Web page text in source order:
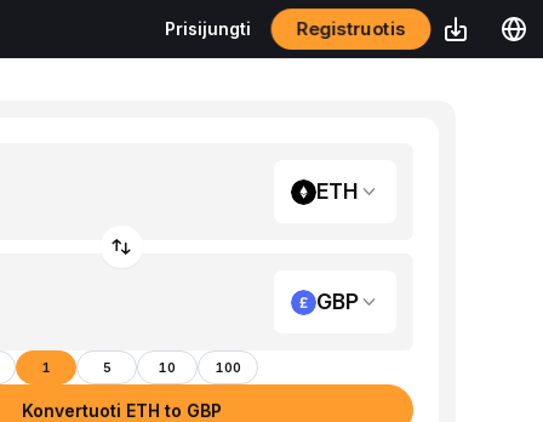
Prisijungti Registruotis
ETH
GBP
1 5 10 100
Konvertuoti ETH to GBP